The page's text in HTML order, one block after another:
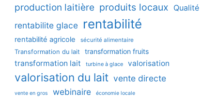
production laitière produits locaux Qualité
rentabilite glace rentabilité
rentabilité agricole sécurité alimentaire
Transformation du lait transformation fruits
transformation lait turbine à glace valorisation
valorisation du lait vente directe
vente en gros webinaire économie locale